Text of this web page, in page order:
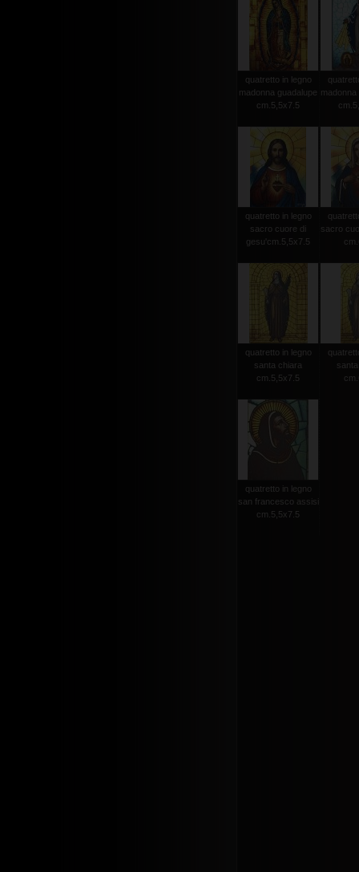
quatretto in legno
madonna guadalupe
cm.5,5x7.5
quatretto in legno
sacro cuore di
gesu'cm.5,5x7.5
sacro
quatretto in legno
santa chiara
cm.5,5x7.5
quatretto in legno
san francesco assisi
cm.5,5x7.5